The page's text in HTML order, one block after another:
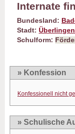
Internate
Bundesland:
Stadt:
Schulform:
» Konfession
Konfessionell nicht
» Schulische